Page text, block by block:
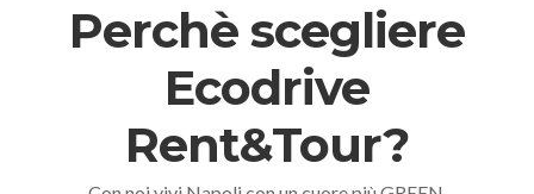
Perchè scegliere
Ecodrive
Rent&Tour?